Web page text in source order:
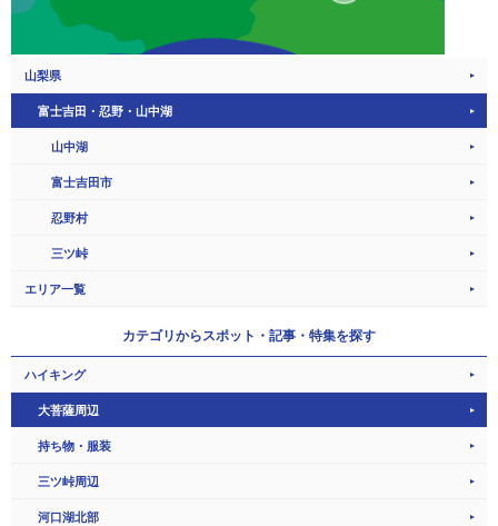
山梨県
富士吉田・忍野・山中湖
山中湖
富士吉田市
忍野村
三ツ峠
エリア一覧
カテゴリからスポット・記事・特集を探す
ハイキング
大菩薩周辺
持ち物・服装
三ツ峠周辺
河口湖北部